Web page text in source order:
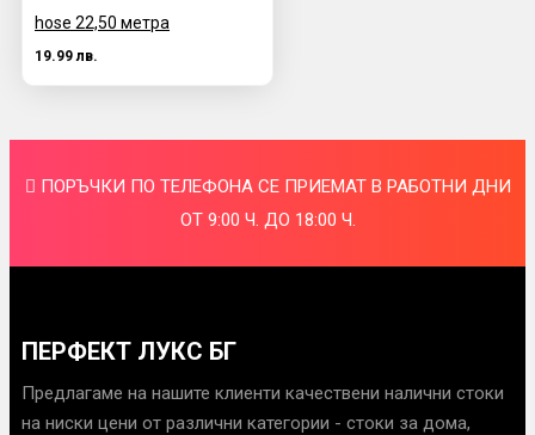
hose 22,50 метра
19.99 лв.
ПОРЪЧКИ ПО ТЕЛЕФОНА СЕ ПРИЕМАТ В РАБОТНИ ДНИ
ОТ 9:00 Ч. ДО 18:00 Ч.
ПЕРФЕКТ ЛУКС БГ
Предлагаме на нашите клиенти качествени налични стоки
на ниски цени от различни категории - стоки за дома,